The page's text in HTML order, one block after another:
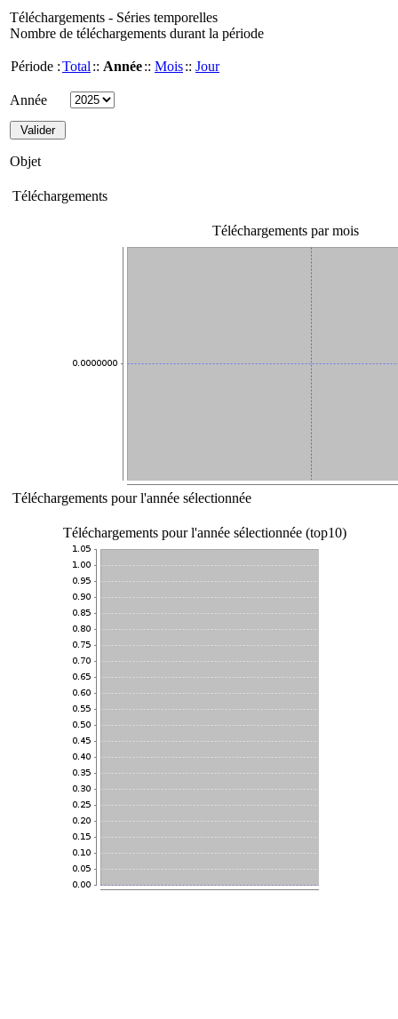
Téléchargements - Séries temporelles
Nombre de téléchargements durant la période
Période :Total :: Année:: Mois:: Jour
Année
Objet
Téléchargements
Téléchargements par mois
Téléchargements pour l'année sélectionnée
Téléchargements pour l'année sélectionnée (top10)